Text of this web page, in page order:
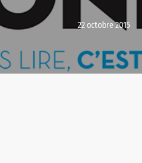
22 octobre 2015